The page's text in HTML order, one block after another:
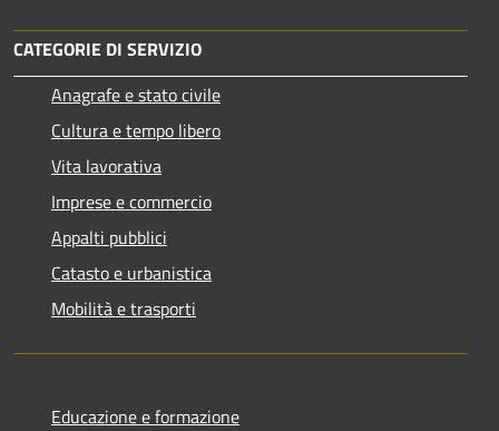
CATEGORIE DI SERVIZIO
Anagrafe e stato civile
Cultura e tempo libero
Vita lavorativa
Imprese e commercio
Appalti pubblici
Catasto e urbanistica
Mobilità e trasporti
Educazione e formazione